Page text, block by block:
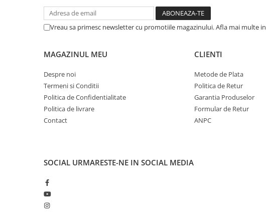
Lumini LED cu fibra optica
Sursa fibra optica
Vreau sa primesc newsletter cu promotiile magazinului. Afla mai multe in
MAGAZINUL MEU
Despre noi
Termeni si Conditii
Politica de Confidentialitate
Politica de livrare
Contact
CLIENTI
Metode de Plata
Politica de Retur
Garantia Produselor
Formular de Retur
ANPC
SOCIAL URMARESTE-NE IN SOCIAL MEDIA